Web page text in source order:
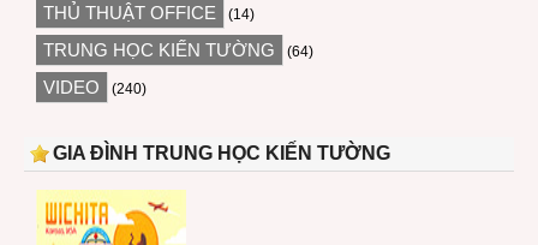
THỦ THUẬT OFFICE (14)
TRUNG HỌC KIẾN TƯỜNG (64)
VIDEO (240)
GIA ĐÌNH TRUNG HỌC KIẾN TƯỜNG